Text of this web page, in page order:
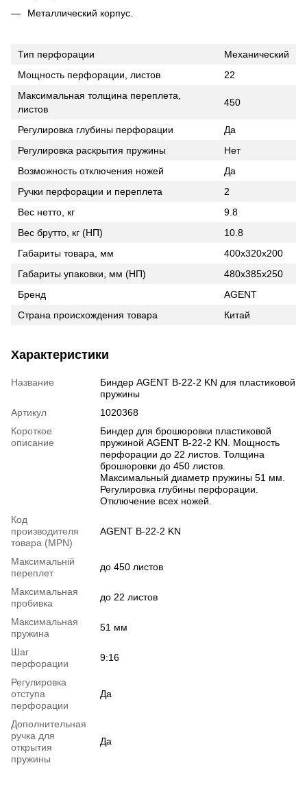
Металлический корпус.
Тип перфорации
Механический
Мощность перфорации, листов
22
Максимальная толщина переплета,
листов
450
Регулировка глубины перфорации
Да
Регулировка раскрытия пружины
Нет
Возможность отключения ножей
Да
Ручки перфорации и переплета
2
Вес нетто, кг
9.8
Вес брутто, кг (НП)
10.8
Габариты товара, мм
400x320x200
Габариты упаковки, мм (НП)
480х385х250
Бренд
AGENT
Страна происхождения товара
Китай
Характеристики
Название
Биндер AGENT B-22-2 KN для пластиковой
пружины
Артикул
1020368
Короткое
описание
Биндер для брошюровки пластиковой
пружиной AGENT B-22-2 KN. Мощность
перфорации до 22 листов. Толщина
брошюровки до 450 листов.
Максимальный диаметр пружины 51 мм.
Регулировка глубины перфорации.
Отключение всех ножей.
Код
производителя
товара (MPN)
AGENT B-22-2 KN
Максимальній
переплет
до 450 листов
Максимальная
пробивка
до 22 листов
Максимальная
пружина
51 мм
Шаг
перфорации
9:16
Регулировка
отступа
перфорации
Да
Дополнительная
ручка для
открытия
пружины
Да